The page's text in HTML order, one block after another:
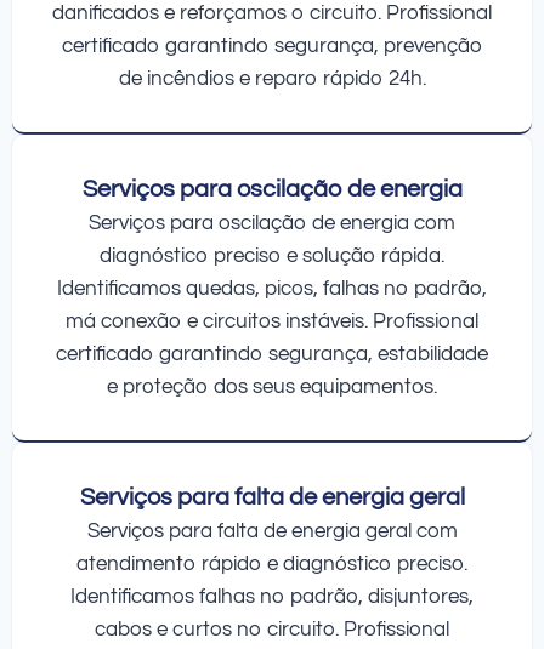
danificados e reforçamos o circuito. Profissional
certificado garantindo segurança, prevenção
de incêndios e reparo rápido 24h.
Serviços para oscilação de energia
Serviços para oscilação de energia com
diagnóstico preciso e solução rápida.
Identificamos quedas, picos, falhas no padrão,
má conexão e circuitos instáveis. Profissional
certificado garantindo segurança, estabilidade
e proteção dos seus equipamentos.
Serviços para falta de energia geral
Serviços para falta de energia geral com
atendimento rápido e diagnóstico preciso.
Identificamos falhas no padrão, disjuntores,
cabos e curtos no circuito. Profissional